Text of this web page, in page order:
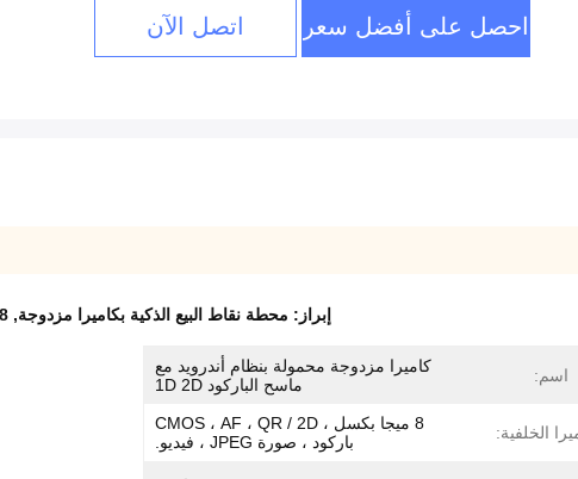
احصل على أفضل سعر اتصل الآن
إبراز: محطة نقاط البيع الذكية بكاميرا مزدوجة, 8 ميغا بكسل
اسم:
كاميرا مزدوجة محمولة بنظام أندرويد مع
ماسح الباركود 1D 2D
الخلفية:
8 ميجا بكسل ، CMOS ، AF ، QR / 2D
باركود ، صورة JPEG ، فيديو.